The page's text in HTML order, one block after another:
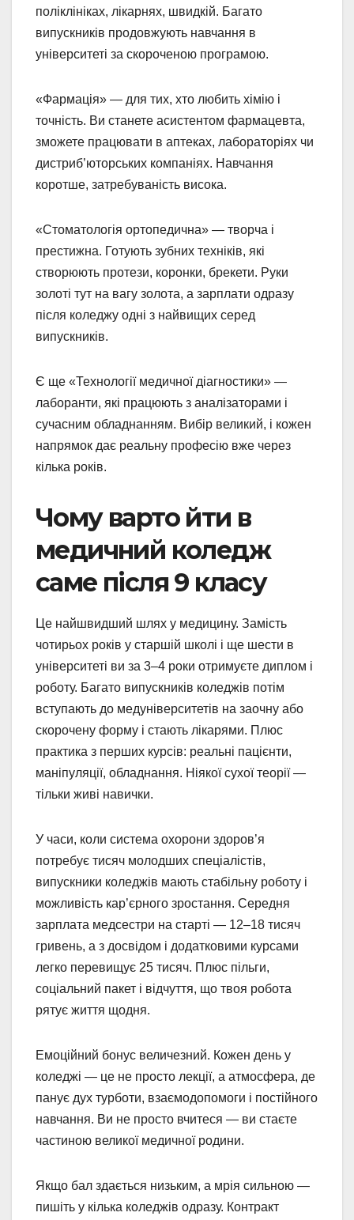
поліклініках, лікарнях, швидкій. Багато
випускників продовжують навчання в
університеті за скороченою програмою.
«Фармація» — для тих, хто любить хімію і
точність. Ви станете асистентом фармацевта,
зможете працювати в аптеках, лабораторіях чи
дистриб’юторських компаніях. Навчання
коротше, затребуваність висока.
«Стоматологія ортопедична» — творча і
престижна. Готують зубних техніків, які
створюють протези, коронки, брекети. Руки
золоті тут на вагу золота, а зарплати одразу
після коледжу одні з найвищих серед
випускників.
Є ще «Технології медичної діагностики» —
лаборанти, які працюють з аналізаторами і
сучасним обладнанням. Вибір великий, і кожен
напрямок дає реальну професію вже через
кілька років.
Чому варто йти в
медичний коледж
саме після 9 класу
Це найшвидший шлях у медицину. Замість
чотирьох років у старшій школі і ще шести в
університеті ви за 3–4 роки отримуєте диплом і
роботу. Багато випускників коледжів потім
вступають до медуніверситетів на заочну або
скорочену форму і стають лікарями. Плюс
практика з перших курсів: реальні пацієнти,
маніпуляції, обладнання. Ніякої сухої теорії —
тільки живі навички.
У часи, коли система охорони здоров’я
потребує тисяч молодших спеціалістів,
випускники коледжів мають стабільну роботу і
можливість кар’єрного зростання. Середня
зарплата медсестри на старті — 12–18 тисяч
гривень, а з досвідом і додатковими курсами
легко перевищує 25 тисяч. Плюс пільги,
соціальний пакет і відчуття, що твоя робота
рятує життя щодня.
Емоційний бонус величезний. Кожен день у
коледжі — це не просто лекції, а атмосфера, де
панує дух турботи, взаємодопомоги і постійного
навчання. Ви не просто вчитеся — ви стаєте
частиною великої медичної родини.
Якщо бал здається низьким, а мрія сильною —
пишіть у кілька коледжів одразу. Контракт